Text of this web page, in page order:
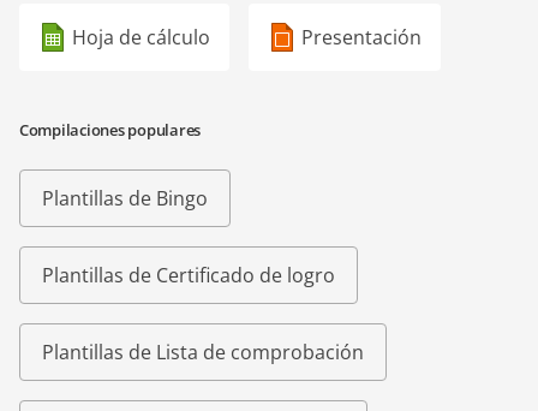
Hoja de cálculo Presentación
Compilaciones populares
Plantillas de Bingo
Plantillas de Certificado de logro
Plantillas de Lista de comprobación